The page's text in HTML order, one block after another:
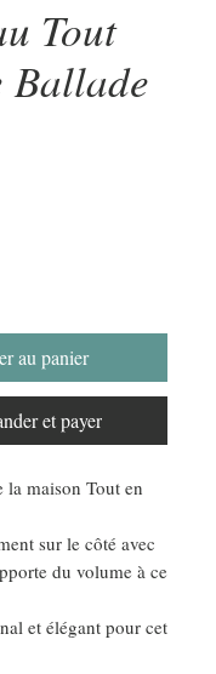
Tout
Ballade
au panier
et payer
la maison Tout en
sur le côté avec
du volume à ce
et élégant pour cet